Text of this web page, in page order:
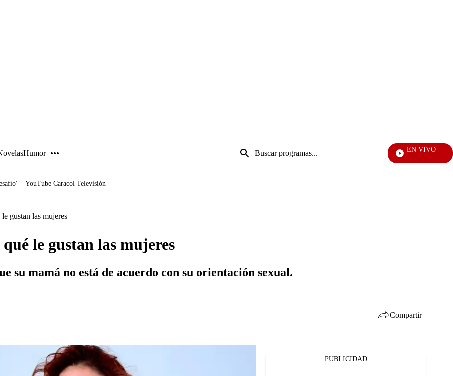
Humor
Entrada
de
EN VIVO
YouTube Caracol Televisión
gustan las mujeres
le gustan las mujeres
su mamá no está de acuerdo con su orientación sexual.
Compartir
PUBLICIDAD